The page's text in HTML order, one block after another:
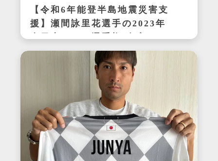
【令和6年能登半島地震災害支
援】瀬間詠里花選手の2023年
全日本テニス選手権ダブルス
優勝時サイン入りラケット